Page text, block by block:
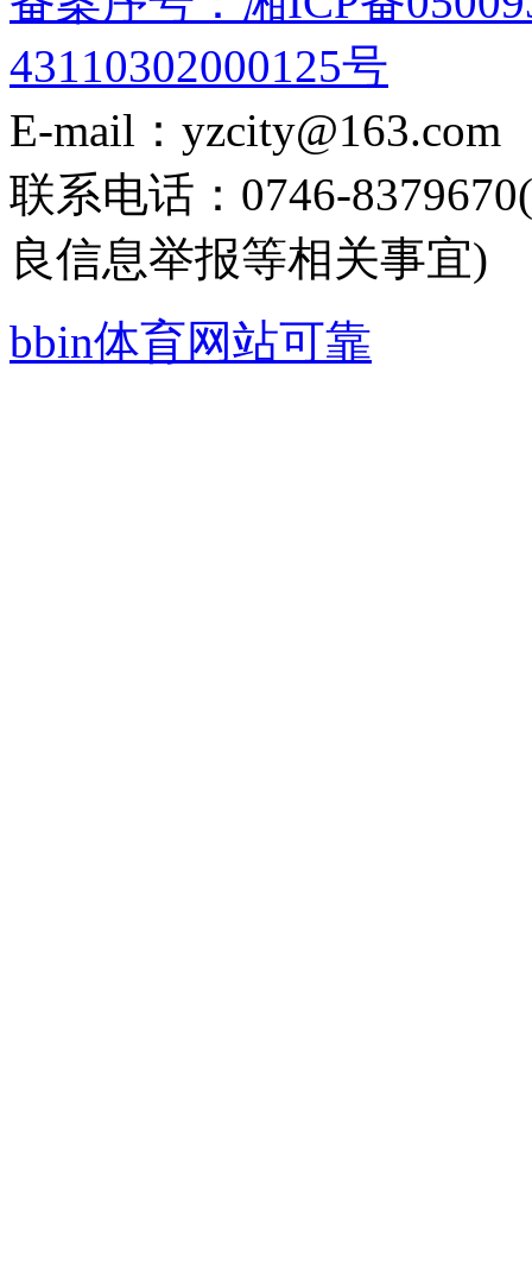
43110302000125号
E-mail：yzcity@163.com
联系电话：0746-
良信息举报等相关事宜)
bbin体育网站可靠